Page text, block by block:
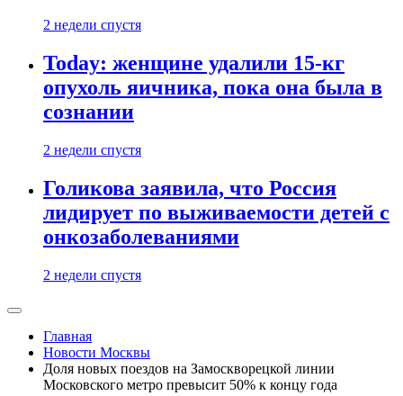
2 недели спустя
Today: женщине удалили 15-кг
опухоль яичника, пока она была в
сознании
2 недели спустя
Голикова заявила, что Россия
лидирует по выживаемости детей с
онкозаболеваниями
2 недели спустя
Главная
Новости Москвы
Доля новых поездов на Замоскворецкой линии
Московского метро превысит 50% к концу года